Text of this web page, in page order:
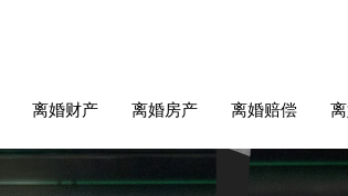
离婚财产 离婚房产 离婚赔偿